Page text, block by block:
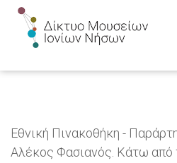
Εθνική Πινακοθήκη -
Αλέκος Φασιανός. Κάτω από